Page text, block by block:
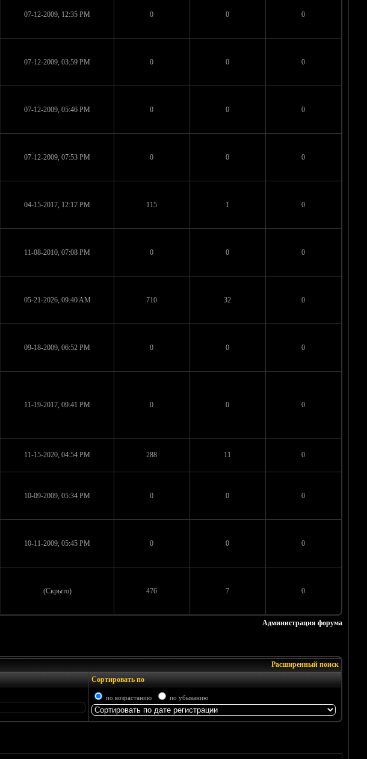
07-12-2009, 12:35 PM 0 0 0
07-12-2009, 03:59 PM 0 0 0
07-12-2009, 05:46 PM 0 0 0
07-12-2009, 07:53 PM 0 0 0
04-15-2017, 12:17 PM 115 1 0
11-08-2010, 07:08 PM 0 0 0
05-21-2026, 09:40 AM 710 32 0
09-18-2009, 06:52 PM 0 0 0
11-19-2017, 09:41 PM 0 0 0
11-15-2020, 04:54 PM 288 11 0
10-09-2009, 05:34 PM 0 0 0
10-11-2009, 05:45 PM 0 0 0
(Скрыто) 476 7 0
Администрация форума
Расширенный поиск
Сортировать по
по возрастанию по убыванию